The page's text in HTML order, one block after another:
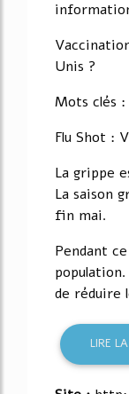
Unis ?
Mots clés :
Flu Shot :
La grippe
La saison
fin mai.
Pendant
de réduire
LIRE